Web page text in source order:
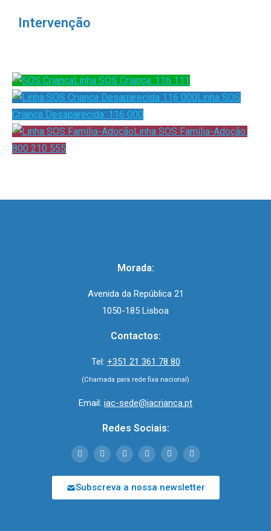
Intervenção
Linha SOS Criança: 116 111
Linha SOS
Criança Desaparecida: 116 000
Linha SOS Família-Adoção:
800 210 555
Morada:
Avenida da República 21
1050-185 Lisboa
Contactos:
Tel: +351 21 361 78 80
(Chamada para rede fixa nacional)
Email: iac-sede@iacrianca.pt
Redes Sociais:
Subscreva a nossa newsletter